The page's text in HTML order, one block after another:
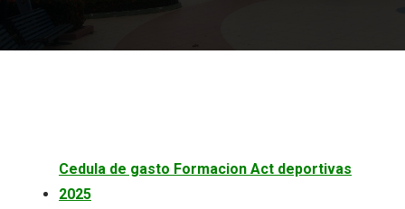
Cedula de gasto Formacion Act deportivas
2025